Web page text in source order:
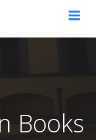
Books